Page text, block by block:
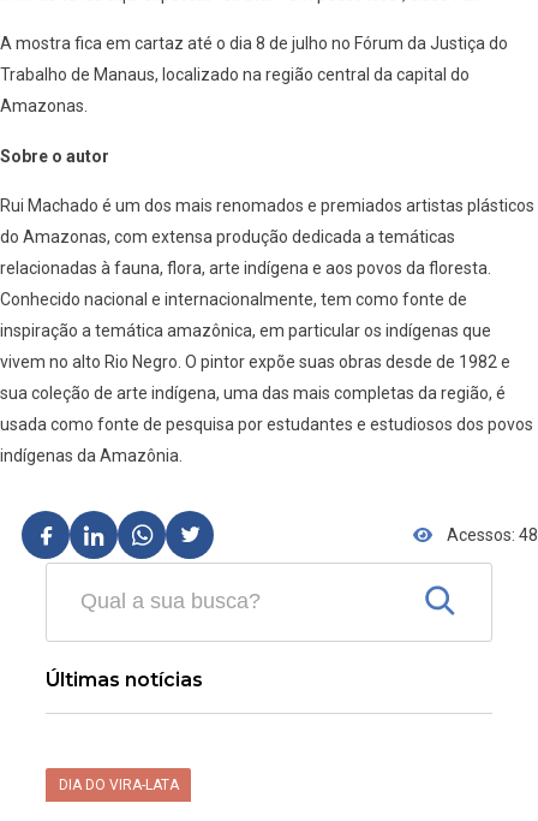
A mostra fica em cartaz até o dia 8 de julho no Fórum da Justiça do
Trabalho de Manaus, localizado na região central da capital do
Amazonas.
Sobre o autor
Rui Machado é um dos mais renomados e premiados artistas plásticos
do Amazonas, com extensa produção dedicada a temáticas
relacionadas à fauna, flora, arte indígena e aos povos da floresta.
Conhecido nacional e internacionalmente, tem como fonte de
inspiração a temática amazônica, em particular os indígenas que
vivem no alto Rio Negro. O pintor expõe suas obras desde de 1982 e
sua coleção de arte indígena, uma das mais completas da região, é
usada como fonte de pesquisa por estudantes e estudiosos dos povos
indígenas da Amazônia.
Acessos: 48
Últimas notícias
DIA DO VIRA-LATA